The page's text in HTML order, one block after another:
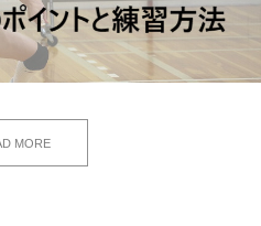
MORE